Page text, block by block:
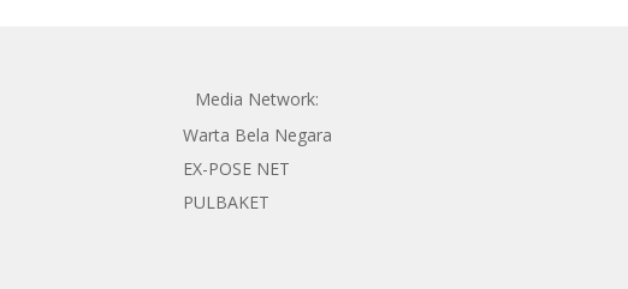
Media Network:
Warta Bela Negara
EX-POSE NET
PULBAKET